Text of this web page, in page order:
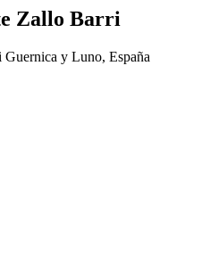
Zallo Barri
y Luno, España